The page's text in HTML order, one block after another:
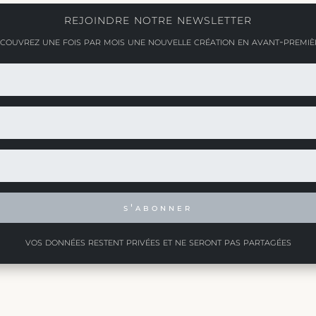
rejoindre notre newsletter
une fois par mois une nouvelle création en avant-
s'abonner
vos données restent privées et ne seront pas partagées